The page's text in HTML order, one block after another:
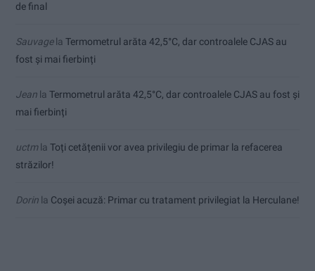
de final
Sauvagela Termometrul arăta 42,5°C, dar controalele CJAS au
fost și mai fierbinți
Jean la Termometrul arăta 42,5°C, dar controalele CJAS au fost și
mai fierbinți
uctmla Toți cetățenii vor avea privilegiu de primar la refacerea
străzilor!
Dorin la Coșei acuză: Primar cu tratament privilegiat la Herculane!